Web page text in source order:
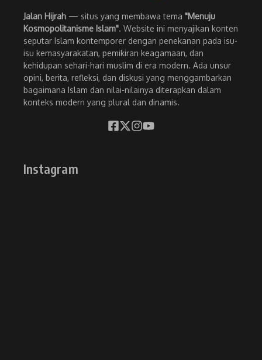
Jalan Hijrah — situs yang membawa tema "Menuju
Kosmopolitanisme Islam". Website ini menyajikan konten
seputar Islam kontemporer dengan penekanan pada isu-
isu kemasyarakatan, pemikiran keagamaan, dan
kehidupan sehari-hari muslim di era modern. Ada unsur
opini, berita, refleksi, dan diskusi yang menggambarkan
bagaimana Islam dan nilai-nilainya diterapkan dalam
konteks modern yang plural dan dinamis.
Instagram